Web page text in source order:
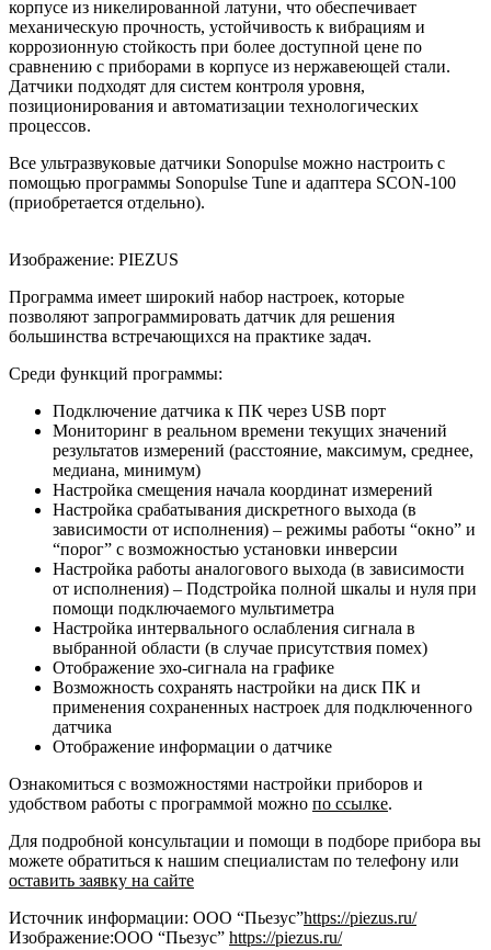
корпусе из никелированной латуни, что обеспечивает
механическую прочность, устойчивость к вибрациям и
коррозионную стойкость при более доступной цене по
сравнению с приборами в корпусе из нержавеющей стали.
Датчики подходят для систем контроля уровня,
позиционирования и автоматизации технологических
процессов.
Все ультразвуковые датчики Sonopulse можно настроить с
помощью программы Sonopulse Tune и адаптера SCON-100
(приобретается отдельно).
Изображение: PIEZUS
Программа имеет широкий набор настроек, которые
позволяют запрограммировать датчик для решения
большинства встречающихся на практике задач.
Среди функций программы:
Подключение датчика к ПК через USB порт
Мониторинг в реальном времени текущих значений
результатов измерений (расстояние, максимум, среднее,
медиана, минимум)
Настройка смещения начала координат измерений
Настройка срабатывания дискретного выхода (в
зависимости от исполнения) – режимы работы “окно” и
“порог” с возможностью установки инверсии
Настройка работы аналогового выхода (в зависимости
от исполнения) – Подстройка полной шкалы и нуля при
помощи подключаемого мультиметра
Настройка интервального ослабления сигнала в
выбранной области (в случае присутствия помех)
Отображение эхо-сигнала на графике
Возможность сохранять настройки на диск ПК и
применения сохраненных настроек для подключенного
датчика
Отображение информации о датчике
Ознакомиться с возможностями настройки приборов и
удобством работы с программой можно по ссылке.
Для подробной консультации и помощи в подборе прибора вы
можете обратиться к нашим специалистам по телефону или
оставить заявку на сайте
Источник информации: ООО “Пьезус”https://piezus.ru/
Изображение:ООО “Пьезус” https://piezus.ru/